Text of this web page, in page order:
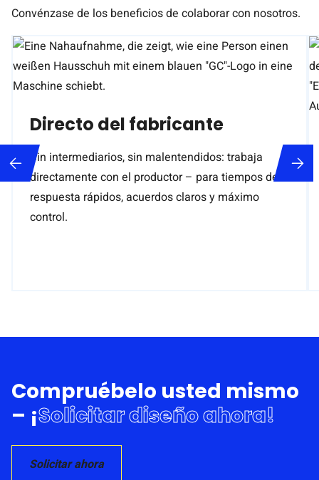
Convénzase de los beneficios de colaborar con nosotros.
Directo del fabricante
Sin intermediarios, sin malentendidos: trabaja
directamente con el productor – para tiempos de
respuesta rápidos, acuerdos claros y máximo
control.
Compruébelo usted mismo
– ¡Solicitar diseño ahora!
Solicitar ahora